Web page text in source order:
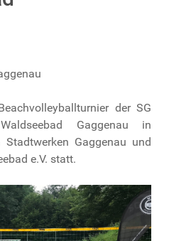
der SG
Gaggenau in
Gaggenau und
e.V. statt.